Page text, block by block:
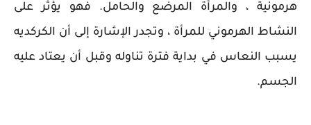
هرمونية ، والمرأة المرضع والحامل. فهو يؤثر على
النشاط الهرموني للمرأة ، وتجدر الإشارة إلى أن الكركديه
يسبب النعاس في بداية فترة تناوله وقبل أن يعتاد عليه
الجسم.